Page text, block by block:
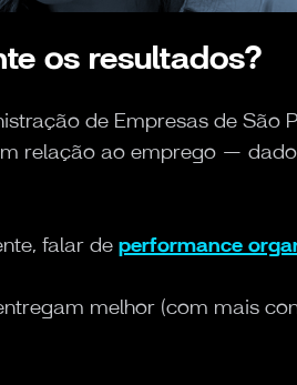
os resultados?
de Empresas de São
relação ao emprego —
falar de performance
melhor (com mais